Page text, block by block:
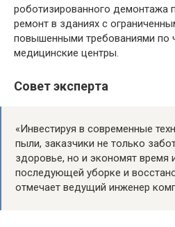
роботизированного демонтажа
ремонт в зданиях с
повышенными требованиями по
медицинские центры.
Совет эксперта
«Инвестируя в современные
пыли, заказчики не только
здоровье, но и экономят время
последующей уборке и
отмечает ведущий инженер